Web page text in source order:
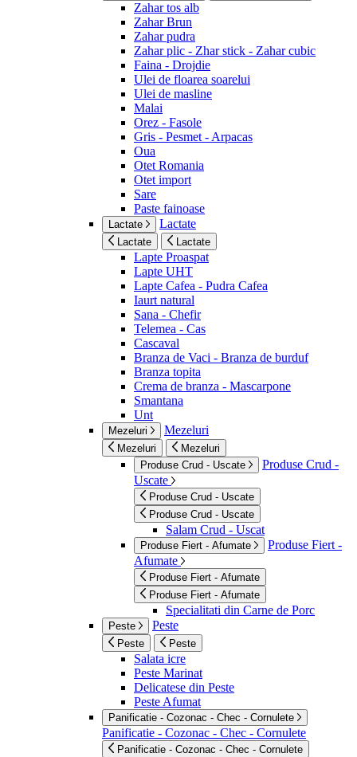
Zahar tos alb
Zahar Brun
Zahar pudra
Zahar plic - Zhar stick - Zahar cubic
Faina - Drojdie
Ulei de floarea soarelui
Ulei de masline
Malai
Orez - Fasole
Gris - Pesmet - Arpacas
Oua
Otet Romania
Otet import
Sare
Paste fainoase
Lactate Lactate
Lactate Lactate
Lapte Proaspat
Lapte UHT
Lapte Cafea - Pudra Cafea
Iaurt natural
Sana - Chefir
Telemea - Cas
Cascaval
Branza de Vaci - Branza de burduf
Branza topita
Crema de branza - Mascarpone
Smantana
Unt
Mezeluri Mezeluri
Mezeluri
Mezeluri
Produse Crud - Uscate
Produse Crud -
Uscate
Produse Crud - Uscate
Produse Crud - Uscate
Salam Crud - Uscat
Produse Fiert - Afumate
Produse Fiert -
Afumate
Produse Fiert - Afumate
Produse Fiert - Afumate
Specialitati din Carne de Porc
Peste Peste
Peste Peste
Salata icre
Peste Marinat
Delicatese din Peste
Peste Afumat
Panificatie - Cozonac - Chec - Cornulete
Panificatie - Cozonac - Chec - Cornulete
Panificatie - Cozonac - Chec - Cornulete